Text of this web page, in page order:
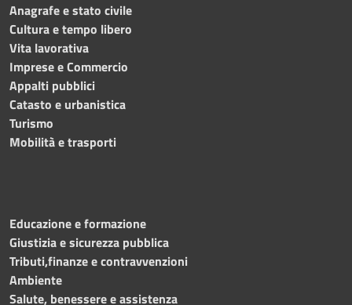
Anagrafe e stato civile
Cultura e tempo libero
Vita lavorativa
Imprese e Commercio
Appalti pubblici
Catasto e urbanistica
Turismo
Mobilità e trasporti
Educazione e formazione
Giustizia e sicurezza pubblica
Tributi,finanze e contravvenzioni
Ambiente
Salute, benessere e assistenza